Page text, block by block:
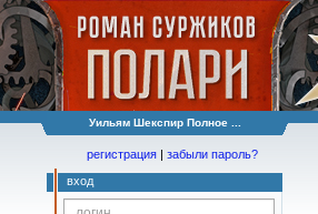
Уильям Шекспир Полное ...
регистрация | забыли пароль?
вход